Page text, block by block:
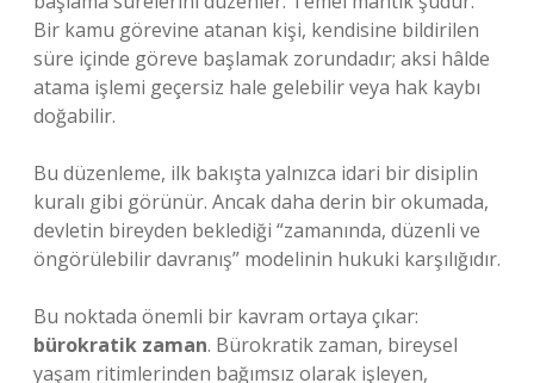
Bir kamu görevine atanan kişi, kendisine bildirilen
süre içinde göreve başlamak zorundadır; aksi hâlde
atama işlemi geçersiz hale gelebilir veya hak kaybı
doğabilir.
Bu düzenleme, ilk bakışta yalnızca idari bir disiplin
kuralı gibi görünür. Ancak daha derin bir okumada,
devletin bireyden beklediği “zamanında, düzenli ve
öngörülebilir davranış” modelinin hukuki karşılığıdır.
Bu noktada önemli bir kavram ortaya çıkar:
bürokratik zaman. Bürokratik zaman, bireysel
yaşam ritimlerinden bağımsız olarak işleyen,